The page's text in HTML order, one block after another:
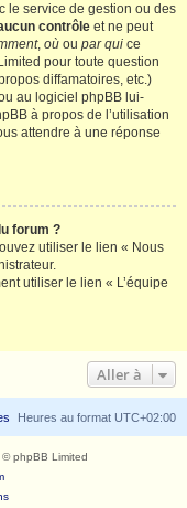
le service de gestion ou des
contrôle et ne peut
, où ou par qui ce
pour toute question
diffamatoires, etc.)
au logiciel phpBB lui-
à propos de l’utilisation
attendre à une réponse
forum ?
utiliser le lien « Nous
utiliser le lien « L’équipe
Aller à
Heures au format UTC+02:00
phpBB Limited